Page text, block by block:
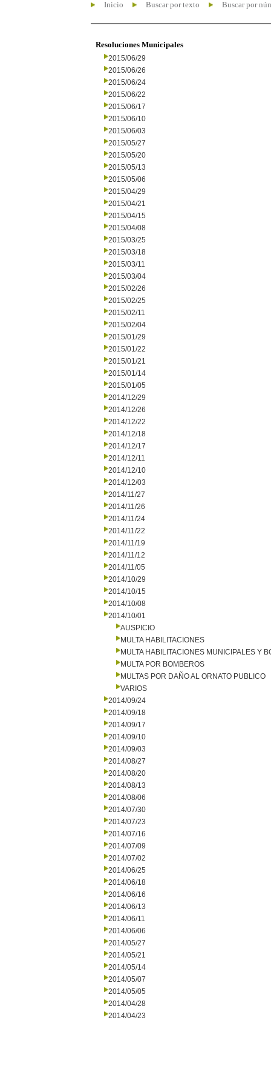
Inicio Buscar por texto Buscar por
Resoluciones Municipales
2015/06/29
2015/06/26
2015/06/24
2015/06/22
2015/06/17
2015/06/10
2015/06/03
2015/05/27
2015/05/20
2015/05/13
2015/05/06
2015/04/29
2015/04/21
2015/04/15
2015/04/08
2015/03/25
2015/03/18
2015/03/11
2015/03/04
2015/02/26
2015/02/25
2015/02/11
2015/02/04
2015/01/29
2015/01/22
2015/01/21
2015/01/14
2015/01/05
2014/12/29
2014/12/26
2014/12/22
2014/12/18
2014/12/17
2014/12/11
2014/12/10
2014/12/03
2014/11/27
2014/11/26
2014/11/24
2014/11/22
2014/11/19
2014/11/12
2014/11/05
2014/10/29
2014/10/15
2014/10/08
2014/10/01
AUSPICIO
MULTA HABILITACIONES
MULTA HABILITACIONES MUNICIPALES Y
MULTA POR BOMBEROS
MULTAS POR DAÑO AL ORNATO PUBLICO
VARIOS
2014/09/24
2014/09/18
2014/09/17
2014/09/10
2014/09/03
2014/08/27
2014/08/20
2014/08/13
2014/08/06
2014/07/30
2014/07/23
2014/07/16
2014/07/09
2014/07/02
2014/06/25
2014/06/18
2014/06/16
2014/06/13
2014/06/11
2014/06/06
2014/05/27
2014/05/21
2014/05/14
2014/05/07
2014/05/05
2014/04/28
2014/04/23